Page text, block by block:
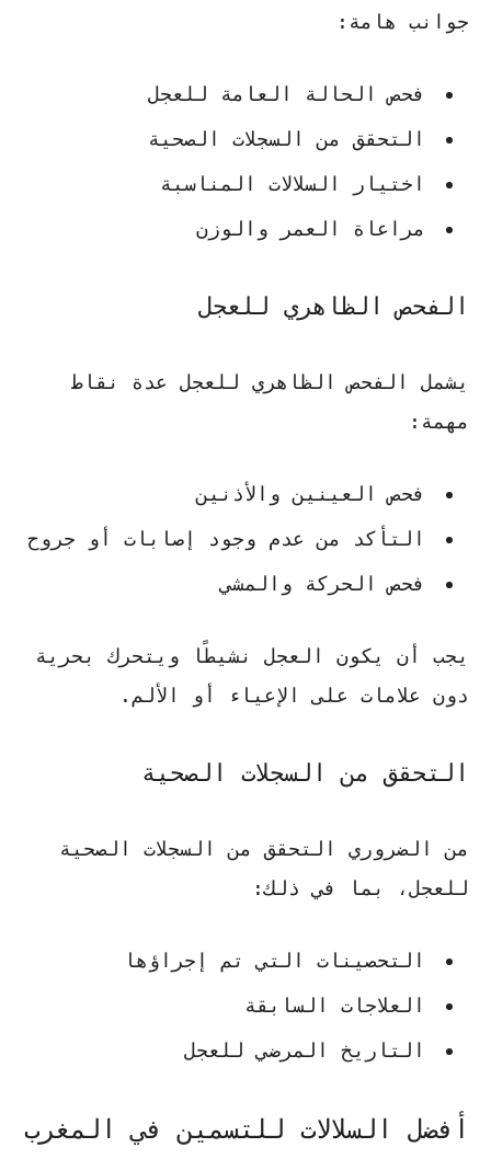
جوانب هامة:
فحص الحالة العامة للعجل
التحقق من السجلات الصحية
اختيار السلالات المناسبة
مراعاة العمر والوزن
الفحص الظاهري للعجل
يشمل الفحص الظاهري للعجل عدة نقاط
مهمة:
فحص العينين والأذنين
التأكد من عدم وجود إصابات أو جروح
فحص الحركة والمشي
يجب أن يكون العجل نشيطًا ويتحرك بحرية
دون علامات على الإعياء أو الألم.
التحقق من السجلات الصحية
من الضروري التحقق من السجلات الصحية
للعجل، بما في ذلك:
التحصينات التي تم إجراؤها
العلاجات السابقة
التاريخ المرضي للعجل
أفضل السلالات للتسمين في المغرب